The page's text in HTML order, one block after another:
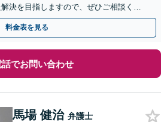
決を目指しますので、ぜひご相談くだ
料金表を見る
話でお問い合わせ
馬場 健治 弁護士